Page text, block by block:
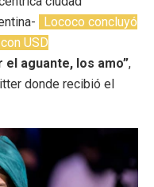
Lococo concluyó
USD
el aguante, los amo”,
donde recibió el